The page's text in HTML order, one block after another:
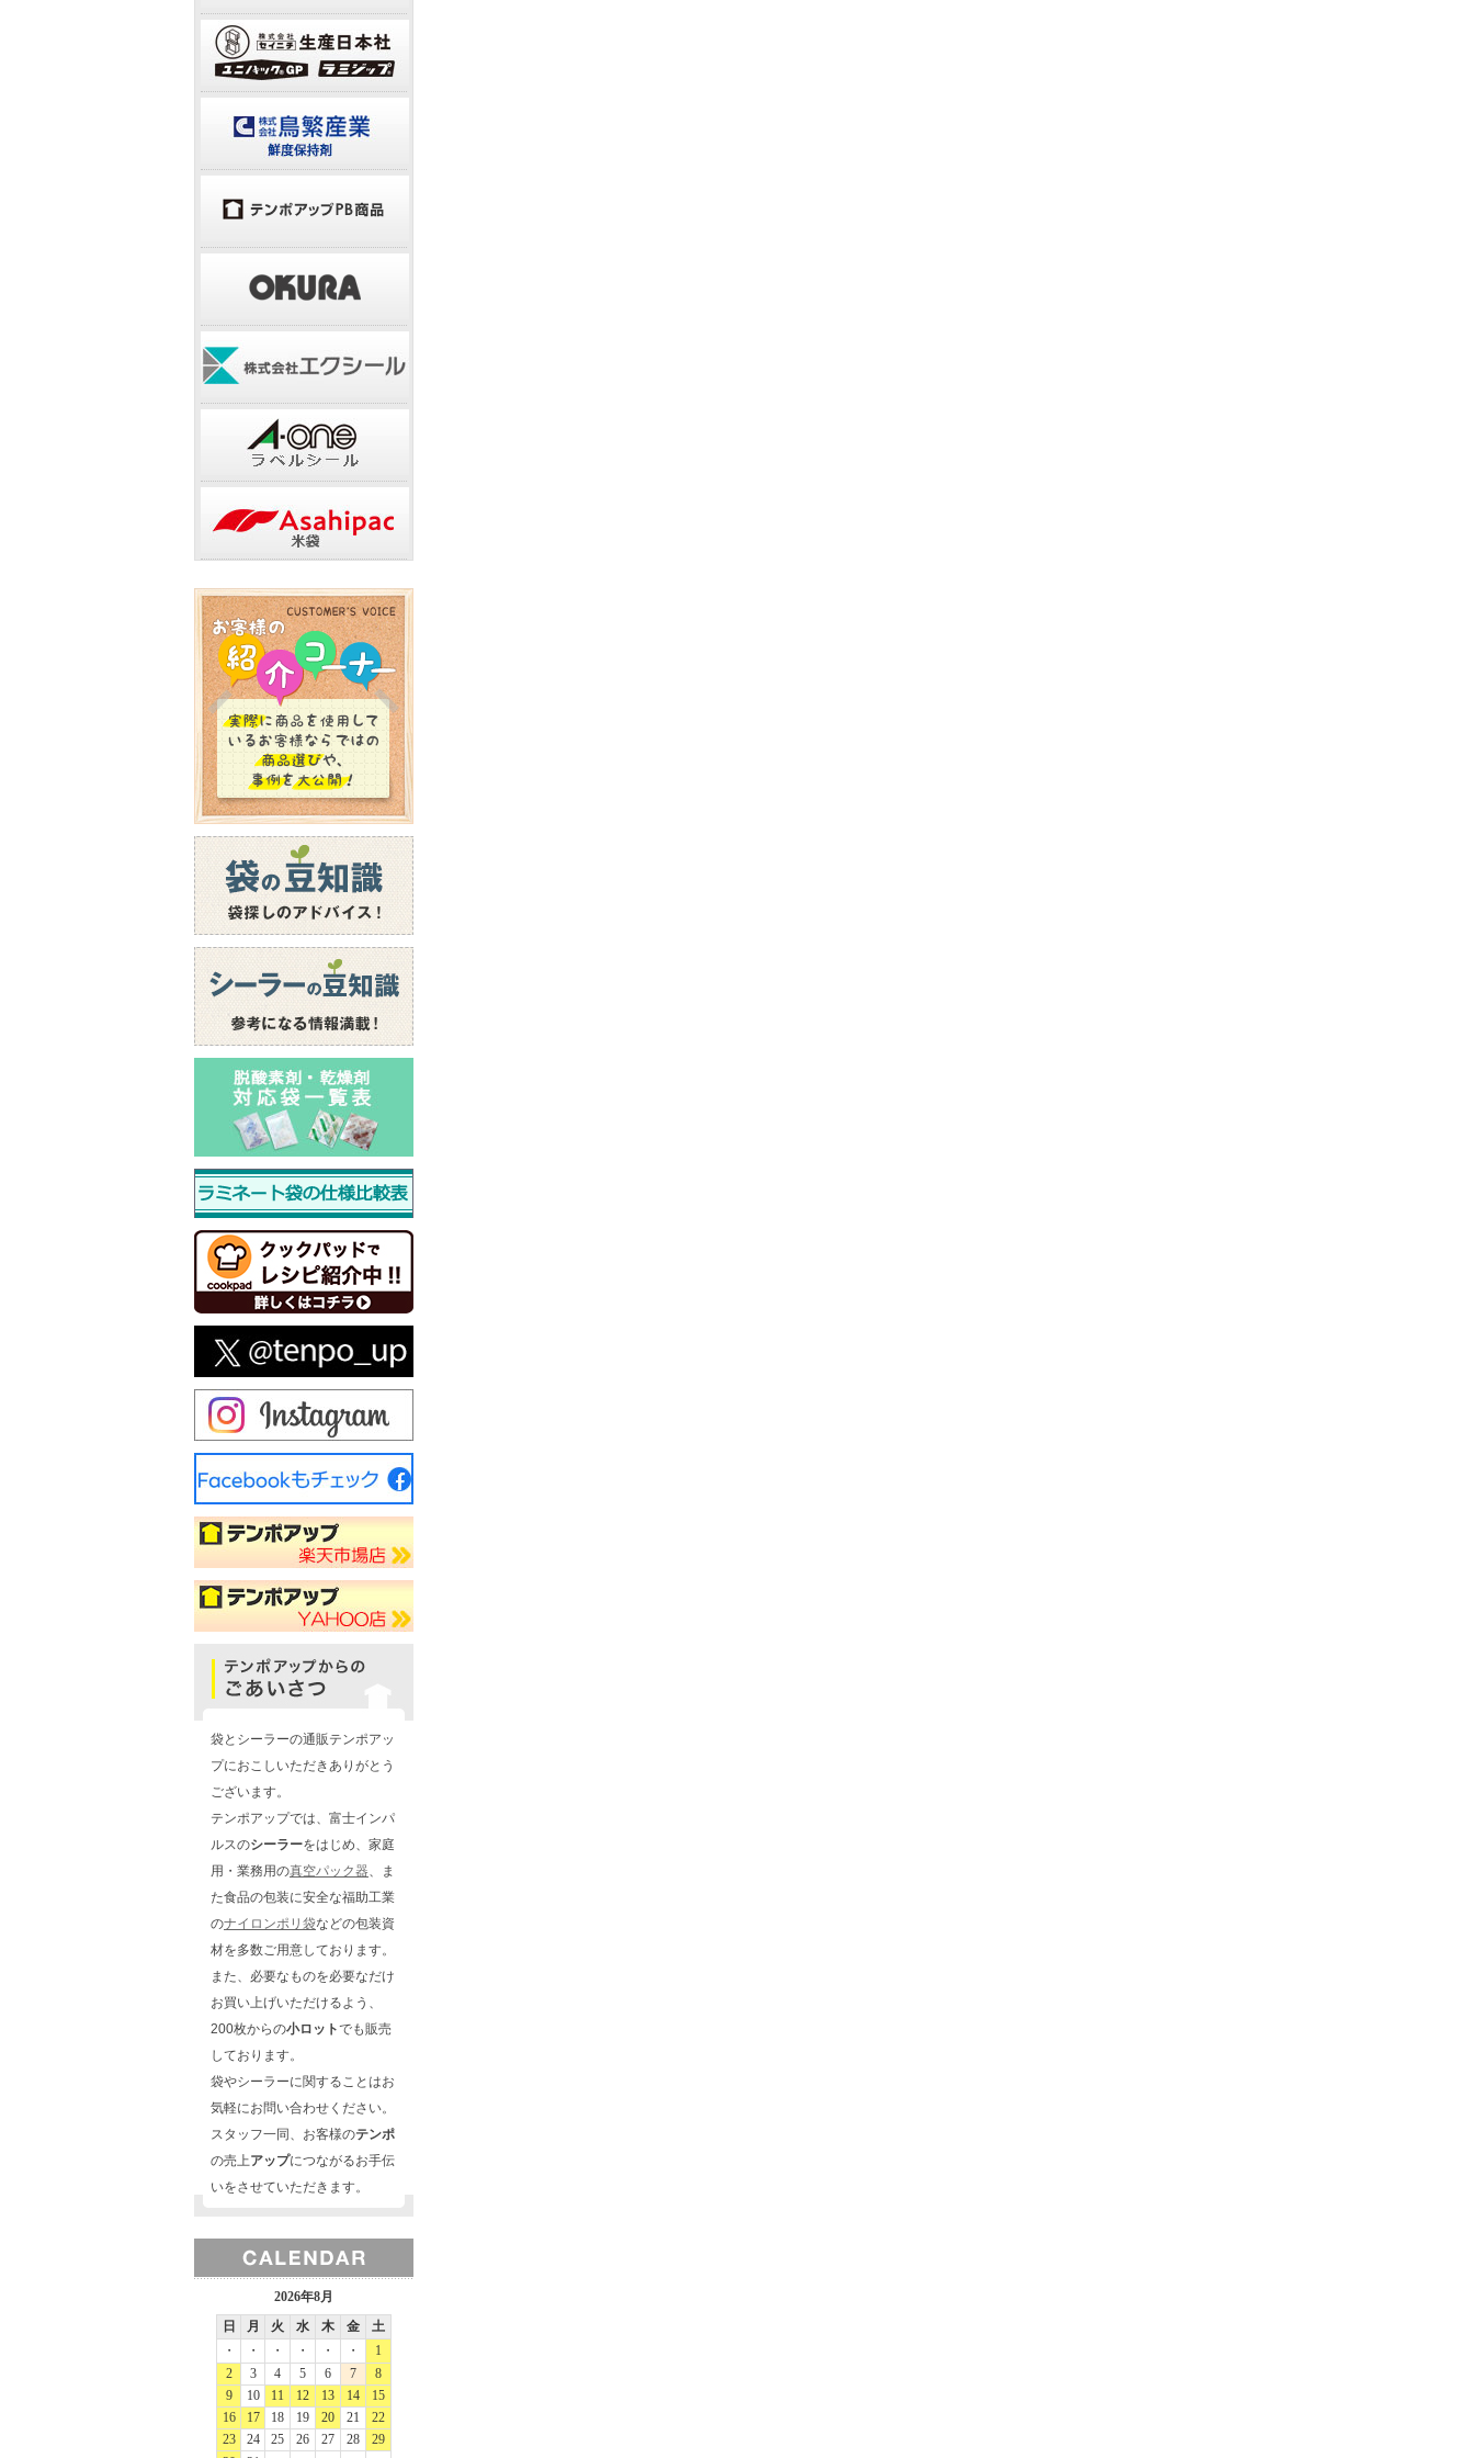
袋とシーラーの通販テンポアッ
プにおこしいただきありがとう
ございます。
テンポアップでは、富士インパ
ルスのシーラーをはじめ、家庭
用・業務用の真空パック器、ま
た食品の包装に安全な福助工業
のナイロンポリ袋などの包装資
材を多数ご用意しております。
また、必要なものを必要なだけ
お買い上げいただけるよう、
200枚からの小ロットでも販売
しております。
袋やシーラーに関することはお
気軽にお問い合わせください。
スタッフ一同、お客様のテンポ
の売上アップにつながるお手伝
いをさせていただきます。